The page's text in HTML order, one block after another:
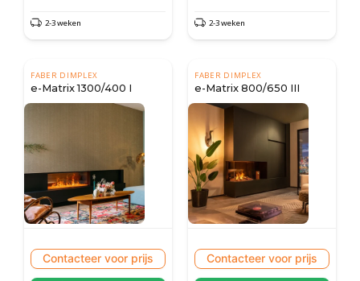
2-3 weken 2-3 weken
FABER DIMPLEX
e-Matrix 1300/400 I
Contacteer voor prijs
FABER DIMPLEX
e-Matrix 800/650 III
Contacteer voor prijs